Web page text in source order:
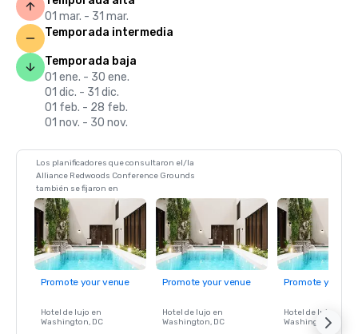
01 mar. - 31 mar.
Temporada intermedia
Temporada baja
01 ene. - 30 ene.
01 dic. - 31 dic.
01 feb. - 28 feb.
01 nov. - 30 nov.
Los planificadores que consultaron el/la
Alliance Redwoods Conference Grounds
también se fijaron en
Promote your venue
Hotel de lujo en
Washington, DC
Promote your venue
Hotel de lujo en
Washington, DC
Promote your
Hotel de lujo en
Washington